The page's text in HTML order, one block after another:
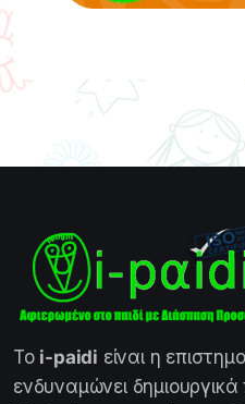
Το i-paidi είναι η
ενδυναμώνει